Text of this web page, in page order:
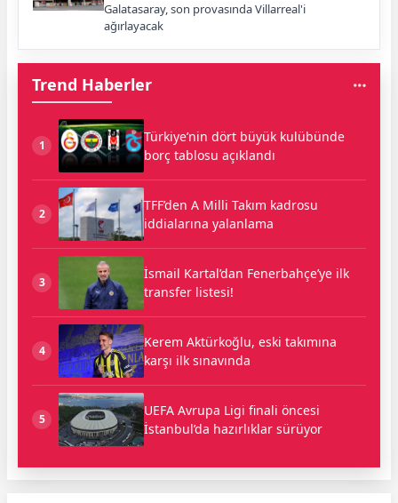
Galatasaray, son provasında Villarreal'i
ağırlayacak
Trend Haberler
1
Türkiye’nin dört büyük kulübünde
borç tablosu açıklandı
2
TFF’den A Milli Takım kadrosu
iddialarına yalanlama
3
İsmail Kartal’dan Fenerbahçe’ye ilk
transfer listesi!
4
Kerem Aktürkoğlu, eski takımına
karşı ilk sınavında
5
UEFA Avrupa Ligi finali öncesi
İstanbul’da hazırlıklar sürüyor